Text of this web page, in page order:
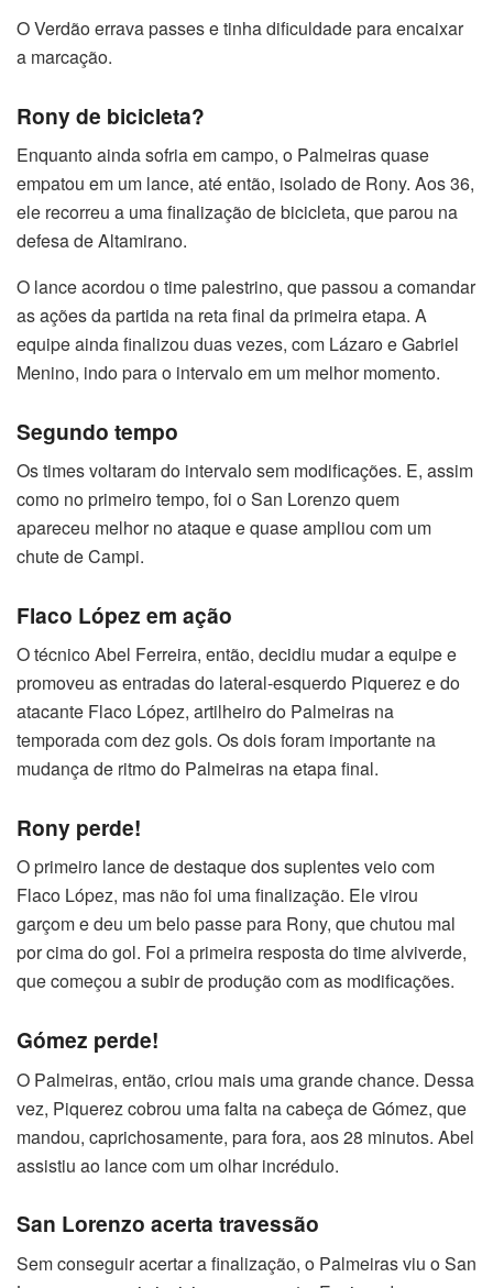
O Verdão errava passes e tinha dificuldade para encaixar
a marcação.
Rony de bicicleta?
Enquanto ainda sofria em campo, o Palmeiras quase
empatou em um lance, até então, isolado de Rony. Aos 36,
ele recorreu a uma finalização de bicicleta, que parou na
defesa de Altamirano.
O lance acordou o time palestrino, que passou a comandar
as ações da partida na reta final da primeira etapa. A
equipe ainda finalizou duas vezes, com Lázaro e Gabriel
Menino, indo para o intervalo em um melhor momento.
Segundo tempo
Os times voltaram do intervalo sem modificações. E, assim
como no primeiro tempo, foi o San Lorenzo quem
apareceu melhor no ataque e quase ampliou com um
chute de Campi.
Flaco López em ação
O técnico Abel Ferreira, então, decidiu mudar a equipe e
promoveu as entradas do lateral-esquerdo Piquerez e do
atacante Flaco López, artilheiro do Palmeiras na
temporada com dez gols. Os dois foram importante na
mudança de ritmo do Palmeiras na etapa final.
Rony perde!
O primeiro lance de destaque dos suplentes veio com
Flaco López, mas não foi uma finalização. Ele virou
garçom e deu um belo passe para Rony, que chutou mal
por cima do gol. Foi a primeira resposta do time alviverde,
que começou a subir de produção com as modificações.
Gómez perde!
O Palmeiras, então, criou mais uma grande chance. Dessa
vez, Piquerez cobrou uma falta na cabeça de Gómez, que
mandou, caprichosamente, para fora, aos 28 minutos. Abel
assistiu ao lance com um olhar incrédulo.
San Lorenzo acerta travessão
Sem conseguir acertar a finalização, o Palmeiras viu o San